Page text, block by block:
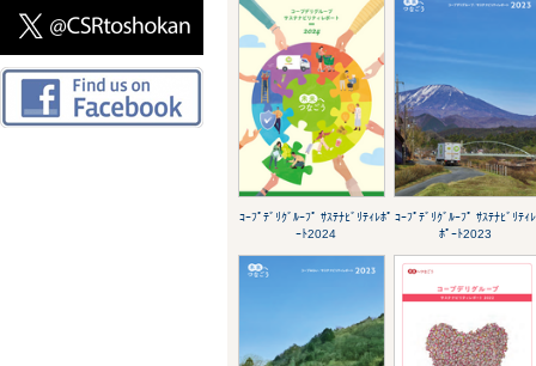
ｺｰﾌﾟﾃﾞﾘｸﾞﾙｰﾌﾟ ｻｽﾃﾅﾋﾞﾘﾃｨﾚﾎﾟ
ｰﾄ2024
ｺｰﾌﾟﾃﾞﾘｸﾞﾙｰﾌﾟ ｻｽﾃﾅﾋﾞﾘﾃｨﾚ
ﾎﾟｰﾄ2023